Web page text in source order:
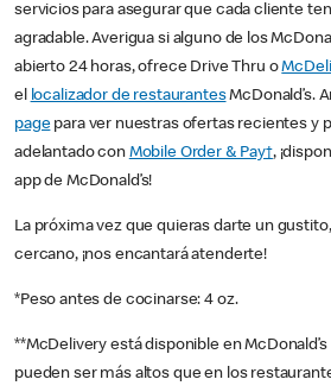
servicios para asegurar que cada cliente
agradable. Averigua si alguno de los
abierto 24 horas, ofrece Drive Thru o
el localizador de restaurantesMcDonald’s.
pagepara ver nuestras ofertas recientes y
adelantado con Mobile Order & Pay†,
app de McDonald’s!
La próxima vez que quieras darte un gustito,
cercano, ¡nos encantará atenderte!
*Peso antes de cocinarse: 4 oz.
**McDelivery está disponible en
pueden ser más altos que en los